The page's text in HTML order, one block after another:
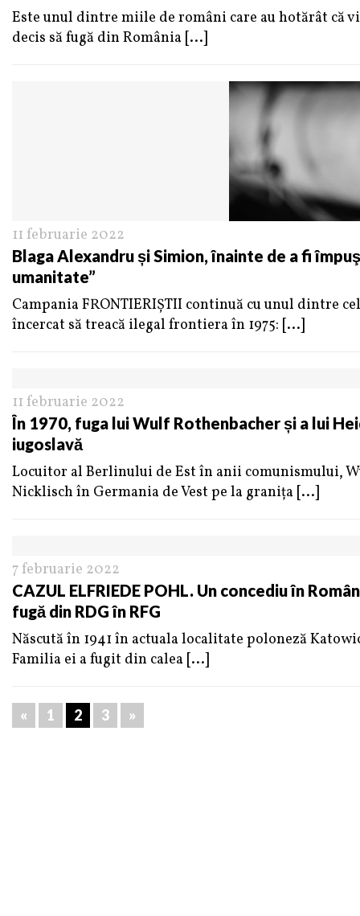
Este unul dintre miile de români care au hotărât că
decis să fugă din România [...]
11 februarie 2022
Blaga Alexandru și Simion, înainte de a fi
umanitate”
Campania FRONTIERIŞTII continuă cu unul dintre
încercat să treacă ilegal frontiera în 1975: [...]
11 februarie 2022
În 1970, fuga lui Wulf Rothenbacher și a lui
iugoslavă
Locuitor al Berlinului de Est în anii comunismului,
Nicklisch în Germania de Vest pe la granița [...]
7 februarie 2022
CAZUL ELFRIEDE POHL. Un concediu în
fugă din RDG în RFG
Născută în 1941 în actuala localitate poloneză
Familia ei a fugit din calea [...]
« 1 2 3 »